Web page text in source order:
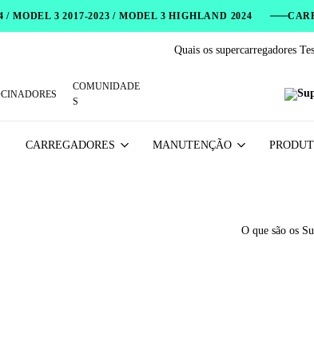
MODEL 3 2017-2023 / MODEL 3 HIGHLAND 2024
Quais os supercarregadores
COMUNIDADE
S
CARREGADORES MANUTENÇÃO